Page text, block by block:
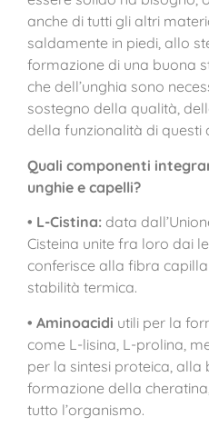
anche di tutti gli altri
saldamente in piedi, allo
formazione di una buona
che dell’unghia sono
sostegno della qualità,
della funzionalità di questi
Quali componenti
unghie e capelli?
• L-Cistina: data
Cisteina unite fra loro dai
conferisce alla fibra
stabilità termica.
• Aminoacidi utili per la
come L-lisina, L-prolina,
per la sintesi proteica, alla
formazione della
tutto l’organismo.